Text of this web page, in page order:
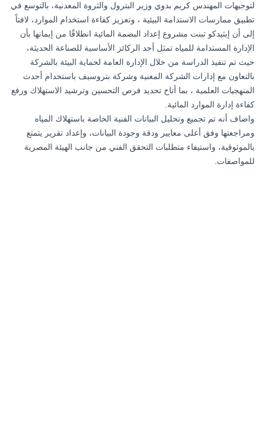
لتوجيهات المهندس كريم بدوي وزير البترول والثروة المعدنية، بالتوسع في
تطبيق ممارسات الاستدامة البيئية ، وتعزيز كفاءة استخدام الموارد، لافتاً
إلى أن إيثيدكو تبنت مشروع إعداد البصمة المائية انطلاقًا من إيمانها بأن
الإدارة المستدامة للمياه تمثل أحد الركائز الأساسية للصناعة الحديثة،
حيث تم تنفيذ الدراسة من خلال الإدارة العامة لحماية البيئة بالشركة
بالتعاون مع إدارات الشركة المعنية وشركة بتروسيف باستخدام أحدث
المنهجيات العلمية ، بما أتاح تحديد فرص التحسين وترشيد الاستهلاك ورفع
كفاءة إدارة الموارد المائية.
واضاف أنه تم تجميع وتحليل البيانات الفنية الخاصة باستهلاك المياه
ومراجعتها وفق أعلى معايير ودقة وجودة البيانات، وإعداد تقرير يتمتع
بالموثوقية، واستيفاء متطلبات التحقق الفني من جانب الهيئة المصرية
للمواصفات.